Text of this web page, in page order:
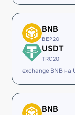
BNB
BEP20
USDT
TRC20
exchange BNB на
BNB